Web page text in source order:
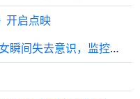
开启点映
国外小伙喷了2下药剂，前台美女瞬间失去意识，监控画面曝光全程 ！